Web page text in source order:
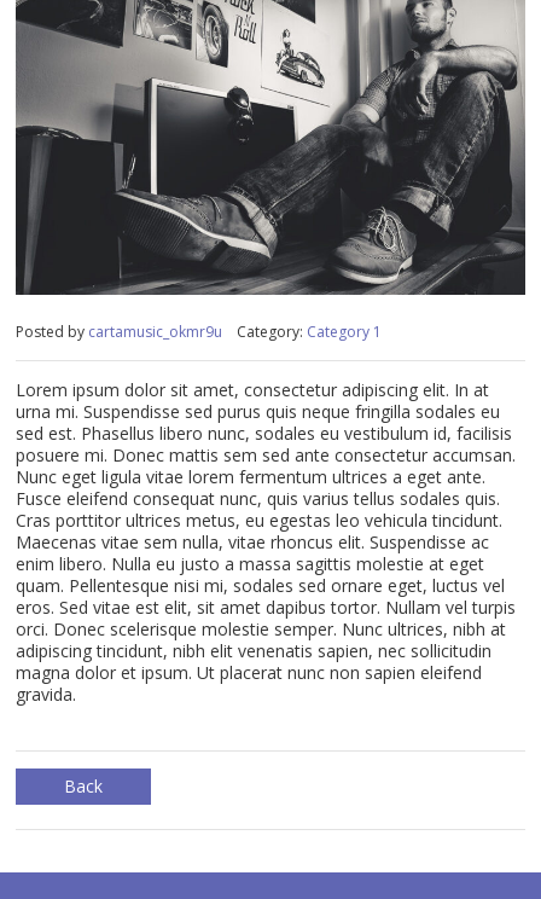
Posted by cartamusic_okmr9u Category: Category 1
Lorem ipsum dolor sit amet, consectetur adipiscing elit. In at
urna mi. Suspendisse sed purus quis neque fringilla sodales eu
sed est. Phasellus libero nunc, sodales eu vestibulum id, facilisis
posuere mi. Donec mattis sem sed ante consectetur accumsan.
Nunc eget ligula vitae lorem fermentum ultrices a eget ante.
Fusce eleifend consequat nunc, quis varius tellus sodales quis.
Cras porttitor ultrices metus, eu egestas leo vehicula tincidunt.
Maecenas vitae sem nulla, vitae rhoncus elit. Suspendisse ac
enim libero. Nulla eu justo a massa sagittis molestie at eget
quam. Pellentesque nisi mi, sodales sed ornare eget, luctus vel
eros. Sed vitae est elit, sit amet dapibus tortor. Nullam vel turpis
orci. Donec scelerisque molestie semper. Nunc ultrices, nibh at
adipiscing tincidunt, nibh elit venenatis sapien, nec sollicitudin
magna dolor et ipsum. Ut placerat nunc non sapien eleifend
gravida.
Back